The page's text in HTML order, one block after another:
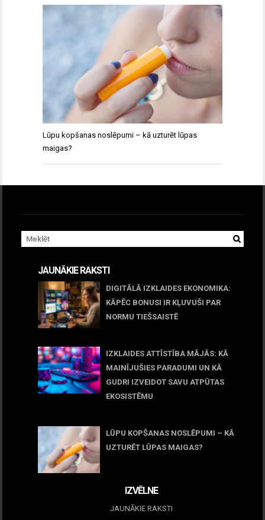
Lūpu kopšanas noslēpumi – kā uzturēt lūpas
maigas?
JAUNĀKIE RAKSTI
DIGITĀLĀ IZKLAIDES EKONOMIKA:
KĀPĒC BONUSI IR KĻUVUŠI PAR
NORMU TIEŠSAISTĒ
IZKLAIDES ATTĪSTĪBA MĀJĀS: KĀ
MAINĪJUŠIES PARADUMI UN KĀ
GUDRI IZVEIDOT SAVU ATPŪTAS
EKOSISTĒMU
LŪPU KOPŠANAS NOSLĒPUMI – KĀ
UZTURĒT LŪPAS MAIGAS?
IZVĒLNE
JAUNĀKIE RAKSTI